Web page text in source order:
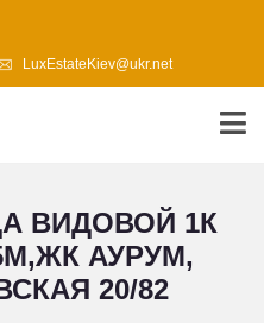
LuxEstateKiev@ukr.net
ВИДОВОЙ 1К
АУРУМ,
20/82